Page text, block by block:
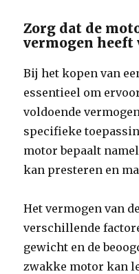
Zorg dat de
vermogen heeft
Bij het kopen van
essentieel om
voldoende
specifieke
motor bepaalt
kan presteren en
Het vermogen van
verschillende
gewicht en de
zwakke motor kan